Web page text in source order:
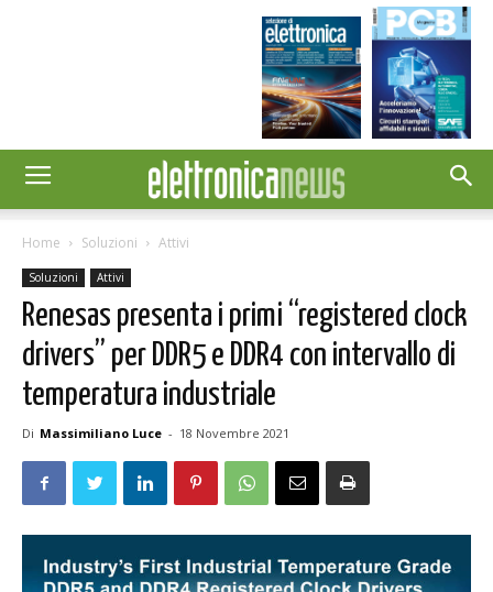
Home Soluzioni Attivi
Soluzioni Attivi
Renesas presenta i primi “registered clock
drivers” per DDR5 e DDR4 con intervallo di
temperatura industriale
Di Massimiliano Luce - 18 Novembre 2021